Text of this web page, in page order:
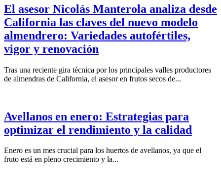
El asesor Nicolás Manterola analiza desde
California las claves del nuevo modelo
almendrero: Variedades autofértiles,
vigor y renovación
Tras una reciente gira técnica por los principales valles productores
de almendras de California, el asesor en frutos secos de...
Avellanos en enero: Estrategias para
optimizar el rendimiento y la calidad
Enero es un mes crucial para los huertos de avellanos, ya que el
fruto está en pleno crecimiento y la...